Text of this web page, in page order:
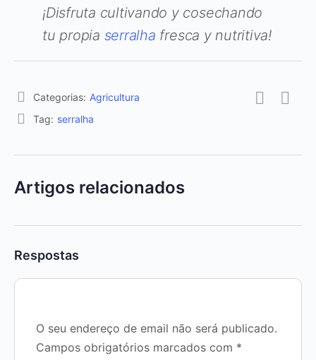
¡Disfruta cultivando y cosechando
tu propia serralha fresca y nutritiva!
Categorias: Agricultura
Tag: serralha
Artigos relacionados
Respostas
O seu endereço de email não será publicado.
Campos obrigatórios marcados com *